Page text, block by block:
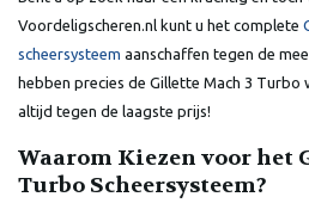
Voordeligscheren.nl kunt u het complete
scheersysteem aanschaffen tegen de
hebben precies de Gillette Mach 3 Turbo
altijd tegen de laagste prijs!
Waarom Kiezen voor het
Turbo Scheersysteem?